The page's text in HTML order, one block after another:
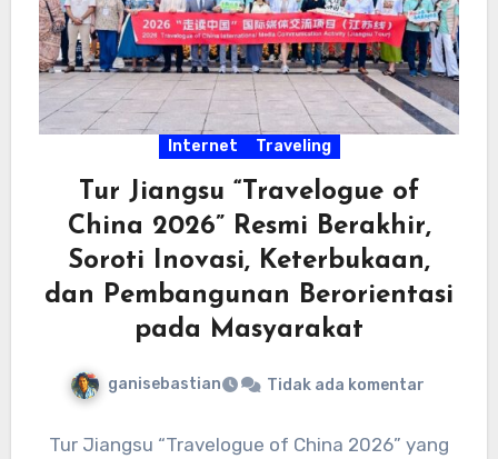
Internet Traveling
Tur Jiangsu “Travelogue of
China 2026” Resmi Berakhir,
Soroti Inovasi, Keterbukaan,
dan Pembangunan Berorientasi
pada Masyarakat
ganisebastian Tidak ada komentar
Tur Jiangsu “Travelogue of China 2026” yang